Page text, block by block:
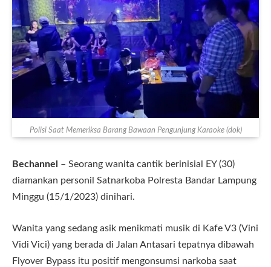
Polisi Saat Memeriksa Barang Bawaan Pengunjung Karaoke (dok)
Bechannel
– Seorang wanita cantik berinisial EY (30)
diamankan personil Satnarkoba Polresta Bandar Lampung
Minggu (15/1/2023) dinihari.
Wanita yang sedang asik menikmati musik di Kafe V3 (Vini
Vidi Vici) yang berada di Jalan Antasari tepatnya dibawah
Flyover Bypass itu positif mengonsumsi narkoba saat